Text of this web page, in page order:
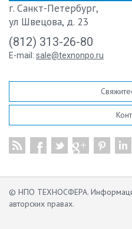
г. Санкт-Петербург,
ул Швецова, д. 23
(812) 313-26-80
E-mail: sale@texnonpo.ru
© НПО ТЕХНОСФЕРА.
авторских правах.